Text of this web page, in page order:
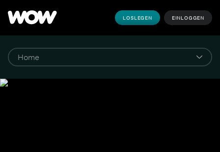
LOSLEGEN EINLOGGEN